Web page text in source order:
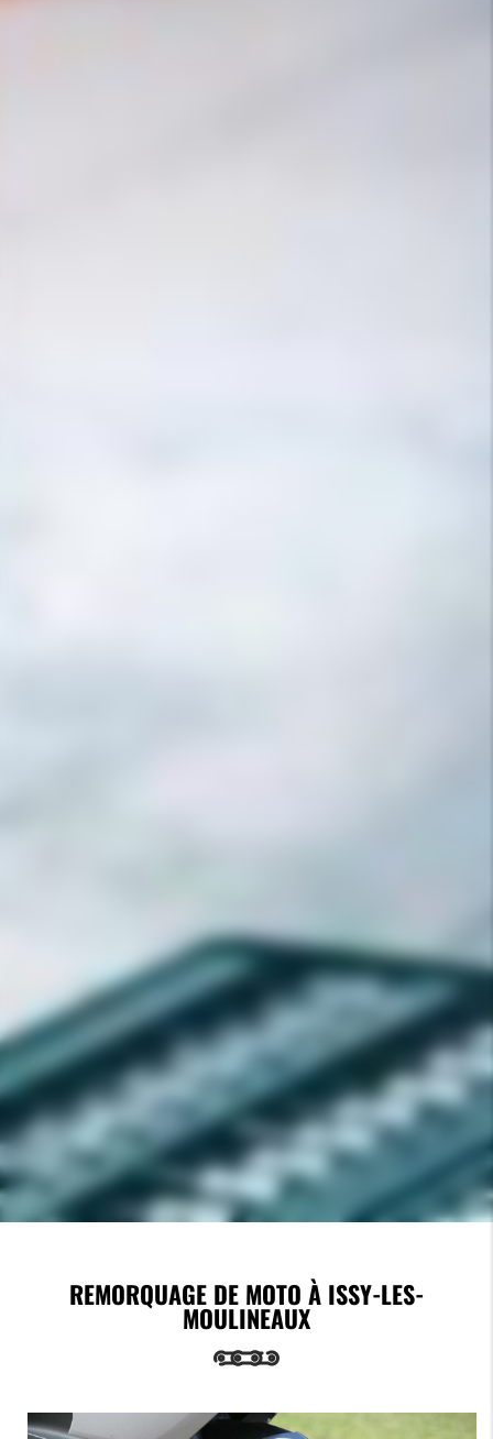
REMORQUAGE DE MOTO À ISSY-LES-
MOULINEAUX